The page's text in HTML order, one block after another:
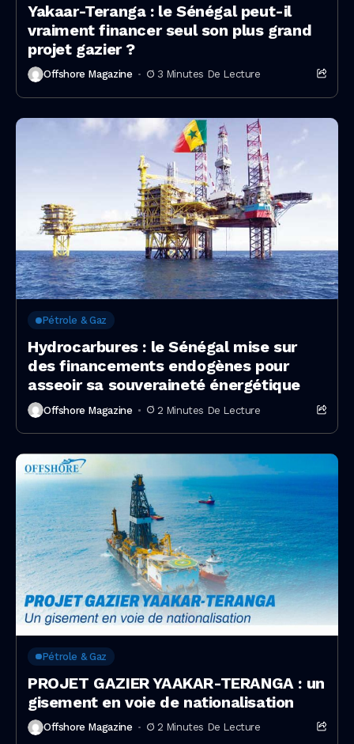
Yakaar-Teranga : le Sénégal peut-il
vraiment financer seul son plus grand
projet gazier ?
Offshore Magazine 3 Minutes De Lecture
Pétrole & Gaz
Hydrocarbures : le Sénégal mise sur
des financements endogènes pour
asseoir sa souveraineté énergétique
Offshore Magazine 2 Minutes De Lecture
Pétrole & Gaz
PROJET GAZIER YAAKAR-TERANGA : un
gisement en voie de nationalisation
Offshore Magazine 2 Minutes De Lecture